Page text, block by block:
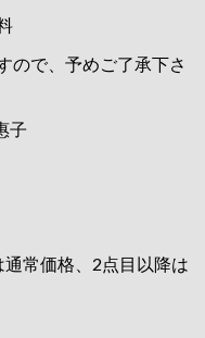
ので、予めご了承下さ
子
常価格、2点目以降は